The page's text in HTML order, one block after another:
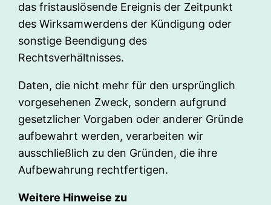
das fristauslösende Ereignis der Zeitpunkt
des Wirksamwerdens der Kündigung oder
sonstige Beendigung des
Rechtsverhältnisses.
Daten, die nicht mehr für den ursprünglich
vorgesehenen Zweck, sondern aufgrund
gesetzlicher Vorgaben oder anderer Gründe
aufbewahrt werden, verarbeiten wir
ausschließlich zu den Gründen, die ihre
Aufbewahrung rechtfertigen.
Weitere Hinweise zu